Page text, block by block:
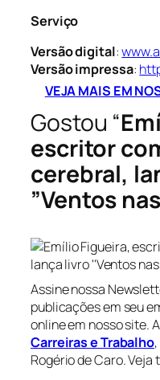
Serviço
Versão digital:
Versão impressa:
VEJA MAIS EM
Gostou “
escritor
cerebral,
”Ventos
Assine nossa
publicações em seu
online em nosso site.
Carreiras e Trabalho
Rogério de Caro. Veja